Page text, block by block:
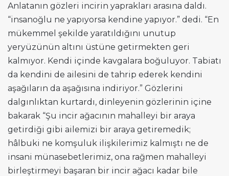
Anlatanın gözleri incirin yaprakları arasına daldı.
“insanoğlu ne yapıyorsa kendine yapıyor.” dedi. “En
mükemmel şekilde yaratıldığını unutup
yeryüzünün altını üstüne getirmekten geri
kalmıyor. Kendi içinde kavgalara boğuluyor. Tabiatı
da kendini de ailesini de tahrip ederek kendini
aşağıların da aşağısına indiriyor.” Gözlerini
dalgınlıktan kurtardı, dinleyenin gözlerinin içine
bakarak “Şu incir ağacının mahalleyi bir araya
getirdiği gibi ailemizi bir araya getiremedik;
hâlbuki ne komşuluk ilişkilerimiz kalmıştı ne de
insani münasebetlerimiz, ona rağmen mahalleyi
birleştirmeyi başaran bir incir ağacı kadar bile